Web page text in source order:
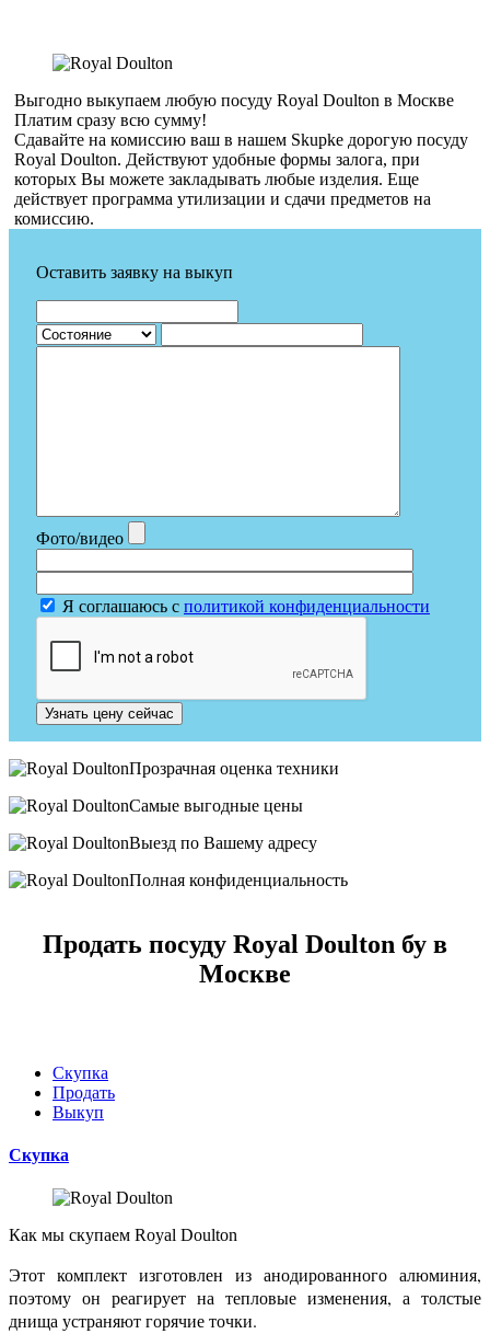
Выгодно выкупаем любую посуду Royal Doulton в Москве
Платим сразу всю сумму!
Сдавайте на комиссию ваш в нашем Skupke дорогую посуду
Royal Doulton. Действуют удобные формы залога, при
которых Вы можете закладывать любые изделия. Еще
действует программа утилизации и сдачи предметов на
комиссию.
Оставить заявку на выкуп
Фото/видео
Я соглашаюсь с политикой конфиденциальности
Узнать цену сейчас
Прозрачная оценка техники
Самые выгодные цены
Выезд по Вашему адресу
Полная конфиденциальность
Продать посуду Royal Doulton бу в
Москве
Скупка
Продать
Выкуп
Скупка
Как мы скупаем Royal Doulton
Этот комплект изготовлен из анодированного алюминия,
поэтому он реагирует на тепловые изменения, а толстые
днища устраняют горячие точки.